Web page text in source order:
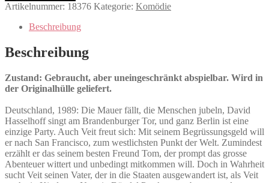
Artikelnummer: 18376 Kategorie: Komödie
Beschreibung
Beschreibung
Zustand: Gebraucht, aber uneingeschränkt abspielbar. Wird in
der Originalhülle geliefert.
Deutschland, 1989: Die Mauer fällt, die Menschen jubeln, David
Hasselhoff singt am Brandenburger Tor, und ganz Berlin ist eine
einzige Party. Auch Veit freut sich: Mit seinem Begrüssungsgeld will
er nach San Francisco, zum westlichsten Punkt der Welt. Zumindest
erzählt er das seinem besten Freund Tom, der prompt das grosse
Abenteuer wittert und unbedingt mitkommen will. Doch in Wahrheit
sucht Veit seinen Vater, der in die Staaten ausgewandert ist, als Veit